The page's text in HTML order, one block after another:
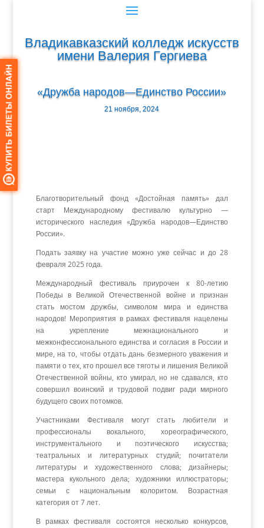
Владикавказский колледж искусств
имени Валерия Гергиева
«Дружба народов—Единство России»
21 ноября, 2024
Благотворительный фонд «Достойная память» дал
старт Международному фестивалю культурно —
исторического наследия «Дружба народов—Единство
России».
Подать заявку на участие можно уже сейчас и до 28
февраля 2025 года.
Международный фестиваль приурочен к 80-летию
Победы в Великой Отечественной войне и признан
стать мостом дружбы, символом мира и единства
народов! Мероприятия в рамках фестиваля нацелены
на укрепление межнационального и
межконфессионального единства и согласия в России и
мире, на то, чтобы отдать дань безмерного уважения и
памяти о тех, кто прошел все тяготы и лишения Великой
Отечественной войны, кто умирал, но не сдавался, кто
совершил воинский и трудовой подвиг ради мирного
будущего своих потомков.
Участниками Фестиваля могут стать любители и
профессионалы вокального, хореографического,
инструментального и поэтического искусства;
театральных и литературных студий; почитатели
литературы и художественного слова; дизайнеры;
мастера кукольного дела; художники иллюстраторы;
семьи с национальным колоритом. Возрастная
категория от 7 лет.
В рамках фестиваля состоятся несколько конкурсов,